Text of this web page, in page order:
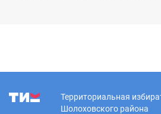
Территориальная
Шолоховского района